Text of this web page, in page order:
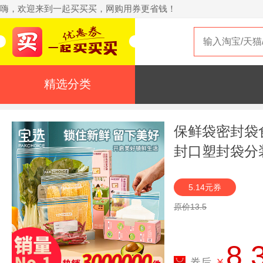
嗨，欢迎来到一起买买买，网购用券更省钱！
精选分类
保鲜袋密封袋
封口塑封袋分
5.14元券
原价13.5